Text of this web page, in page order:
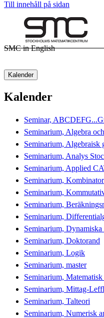
Till innehåll på sidan
SMC in English
Kalender
Kalender
Seminar,
Seminarium, Algebra
Seminarium, Algebraisk
Seminarium, Analys
Seminarium, Applied
Seminarium,
Seminarium,
Seminarium,
Seminarium,
Seminarium, Dynamiska
Seminarium, Doktorand
Seminarium, Logik
Seminarium, master
Seminarium,
Seminarium, Mittag-
Seminarium, Talteori
Seminarium, Numerisk